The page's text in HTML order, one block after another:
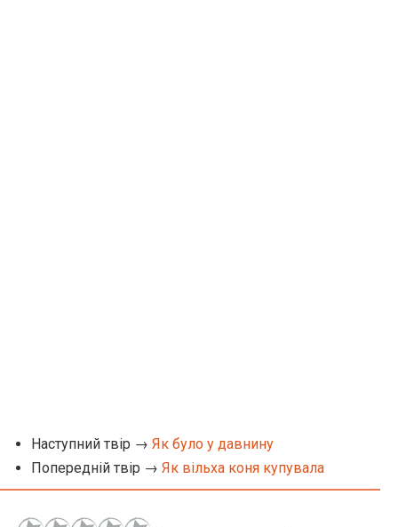
Наступний твір → Як було у давнину
Попередній твір → Як вільха коня купувала